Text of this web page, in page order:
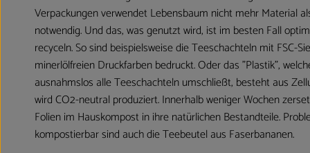
Verpackungen verwendet Lebensbaum nicht mehr Material
notwendig. Und das, was genutzt wird, ist im besten Fall
recyceln. So sind beispielsweise die Teeschachteln mit FSC-
minerlölfreien Druckfarben bedruckt. Oder das "Plastik",
ausnahmslos alle Teeschachteln umschließt, besteht aus
wird CO2-neutral produziert. Innerhalb weniger Wochen
Folien im Hauskompost in ihre natürlichen Bestandteile.
kompostierbar sind auch die Teebeutel aus Faserbananen.